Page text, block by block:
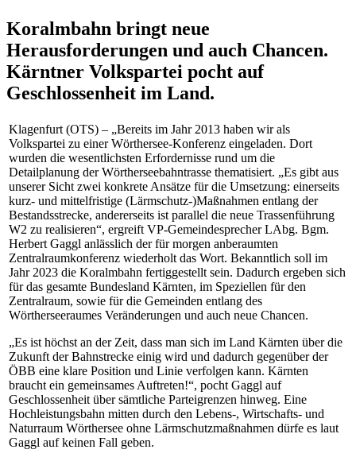
Koralmbahn bringt neue
Herausforderungen und auch Chancen.
Kärntner Volkspartei pocht auf
Geschlossenheit im Land.
Klagenfurt (OTS) – „Bereits im Jahr 2013 haben wir als
Volkspartei zu einer Wörthersee-Konferenz eingeladen. Dort
wurden die wesentlichsten Erfordernisse rund um die
Detailplanung der Wörtherseebahntrasse thematisiert. „Es gibt aus
unserer Sicht zwei konkrete Ansätze für die Umsetzung: einerseits
kurz- und mittelfristige (Lärmschutz-)Maßnahmen entlang der
Bestandsstrecke, andererseits ist parallel die neue Trassenführung
W2 zu realisieren“, ergreift VP-Gemeindesprecher LAbg. Bgm.
Herbert Gaggl anlässlich der für morgen anberaumten
Zentralraumkonferenz wiederholt das Wort. Bekanntlich soll im
Jahr 2023 die Koralmbahn fertiggestellt sein. Dadurch ergeben sich
für das gesamte Bundesland Kärnten, im Speziellen für den
Zentralraum, sowie für die Gemeinden entlang des
Wörtherseeraumes Veränderungen und auch neue Chancen.
„Es ist höchst an der Zeit, dass man sich im Land Kärnten über die
Zukunft der Bahnstrecke einig wird und dadurch gegenüber der
ÖBB eine klare Position und Linie verfolgen kann. Kärnten
braucht ein gemeinsames Auftreten!“, pocht Gaggl auf
Geschlossenheit über sämtliche Parteigrenzen hinweg. Eine
Hochleistungsbahn mitten durch den Lebens-, Wirtschafts- und
Naturraum Wörthersee ohne Lärmschutzmaßnahmen dürfe es laut
Gaggl auf keinen Fall geben.